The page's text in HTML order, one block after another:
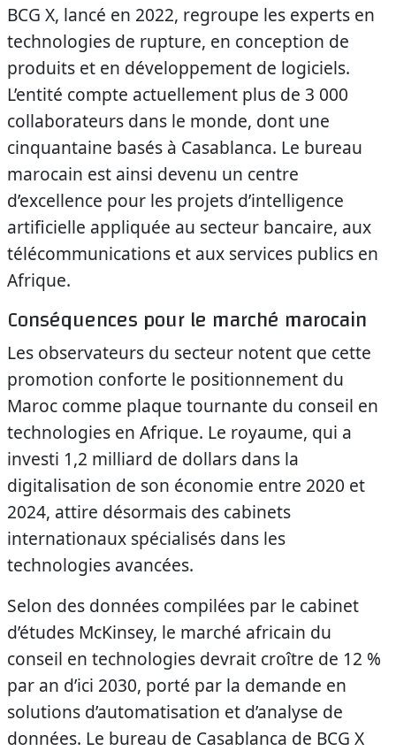
BCG X, lancé en 2022, regroupe les experts en
technologies de rupture, en conception de
produits et en développement de logiciels.
L’entité compte actuellement plus de 3 000
collaborateurs dans le monde, dont une
cinquantaine basés à Casablanca. Le bureau
marocain est ainsi devenu un centre
d’excellence pour les projets d’intelligence
artificielle appliquée au secteur bancaire, aux
télécommunications et aux services publics en
Afrique.
Conséquences pour le marché marocain
Les observateurs du secteur notent que cette
promotion conforte le positionnement du
Maroc comme plaque tournante du conseil en
technologies en Afrique. Le royaume, qui a
investi 1,2 milliard de dollars dans la
digitalisation de son économie entre 2020 et
2024, attire désormais des cabinets
internationaux spécialisés dans les
technologies avancées.
Selon des données compilées par le cabinet
d’études McKinsey, le marché africain du
conseil en technologies devrait croître de 12 %
par an d’ici 2030, porté par la demande en
solutions d’automatisation et d’analyse de
données. Le bureau de Casablanca de BCG X